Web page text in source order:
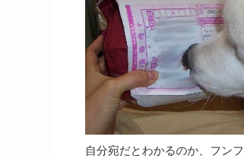
自分宛だとわかるのか、フン